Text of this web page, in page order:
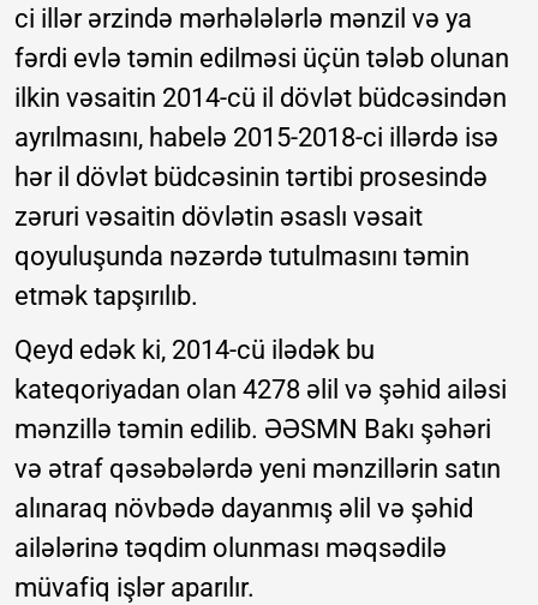
ci illər ərzində mərhələlərlə mənzil və ya
fərdi evlə təmin edilməsi üçün tələb olunan
ilkin vəsaitin 2014-cü il dövlət büdcəsindən
ayrılmasını, habelə 2015-2018-ci illərdə isə
hər il dövlət büdcəsinin tərtibi prosesində
zəruri vəsaitin dövlətin əsaslı vəsait
qoyuluşunda nəzərdə tutulmasını təmin
etmək tapşırılıb.
Qeyd edək ki, 2014-cü ilədək bu
kateqoriyadan olan 4278 əlil və şəhid ailəsi
mənzillə təmin edilib. ƏƏSMN Bakı şəhəri
və ətraf qəsəbələrdə yeni mənzillərin satın
alınaraq növbədə dayanmış əlil və şəhid
ailələrinə təqdim olunması məqsədilə
müvafiq işlər aparılır.